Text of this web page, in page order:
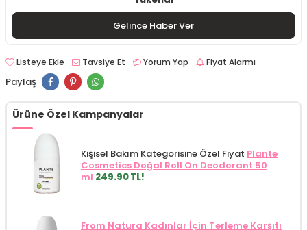
Gelince Haber Ver
Listeye Ekle Tavsiye Et Yorum Yap Fiyat Alarmı
Paylaş
Ürüne Özel Kampanyalar
Kişisel Bakım Kategorisine Özel Fiyat Plante
Cosmetics Doğal Roll On Deodorant 50
ml 249.90 TL!
From Natura Kadınlar İçin Terleme Karşıtı